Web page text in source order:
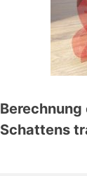
Schattens